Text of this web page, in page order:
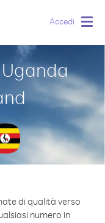
Accedi
di qualità verso
numero in